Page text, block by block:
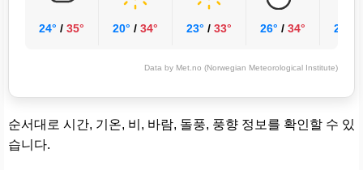
24° / 35° 20° / 34° 23° / 33° 26° / 34° 26°
Data by Met.no (Norwegian Meteorological Institute)
순서대로 시간, 기온, 비, 바람, 돌풍, 풍향 정보를 확인할 수 있
습니다.